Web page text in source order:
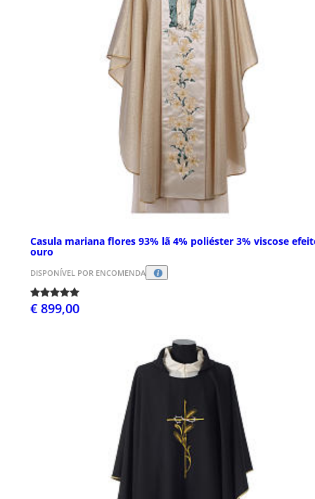
Casula mariana flores 93% lã 4% poliéster 3% viscose
ouro
DISPONÍVEL POR ENCOMENDA
€ 899,00